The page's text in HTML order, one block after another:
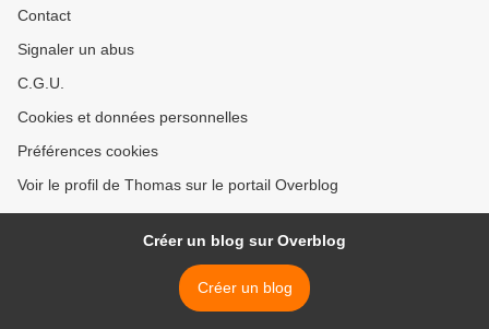
Contact
Signaler un abus
C.G.U.
Cookies et données personnelles
Préférences cookies
Voir le profil de Thomas sur le portail Overblog
Créer un blog sur Overblog
Créer un blog